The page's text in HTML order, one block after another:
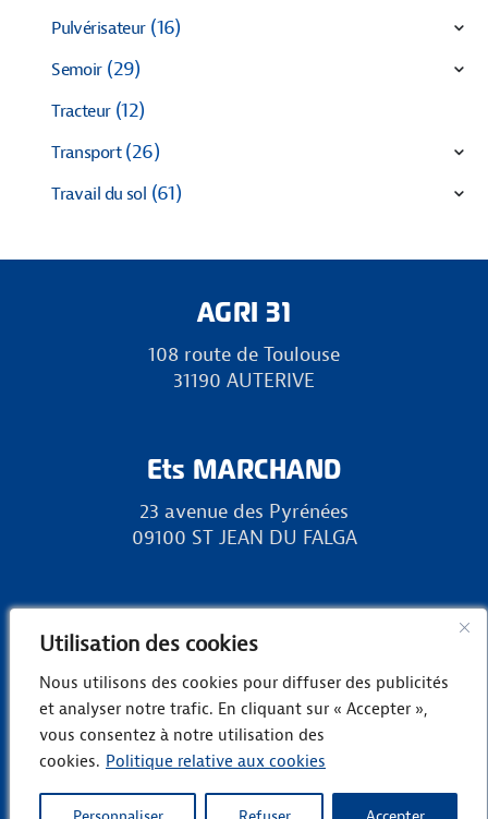
Utilisation des cookies
Nous utilisons des cookies pour diffuser des publicités
et analyser notre trafic. En cliquant sur « Accepter »,
vous consentez à notre utilisation des
cookies. Politique relative aux cookies
Pulvérisateur (16)
Semoir (29)
Tracteur (12)
Transport (26)
Travail du sol (61)
AGRI 31
108 route de Toulouse
31190 AUTERIVE
Ets MARCHAND
23 avenue des Pyrénées
09100 ST JEAN DU FALGA
RURAL 31
31800 LANDORTHE
Copyright © Groupe Marchand -Mentions
légales- Politique de confidentialité